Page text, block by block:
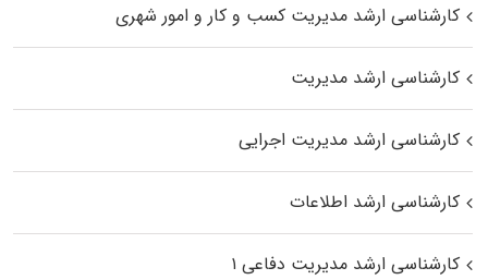
کارشناسی ارشد مدیریت کسب و کار و امور شهری
کارشناسی ارشد مدیریت
کارشناسی ارشد مدیریت اجرایی
کارشناسی ارشد اطلاعات
کارشناسی ارشد مدیریت دفاعی ۱